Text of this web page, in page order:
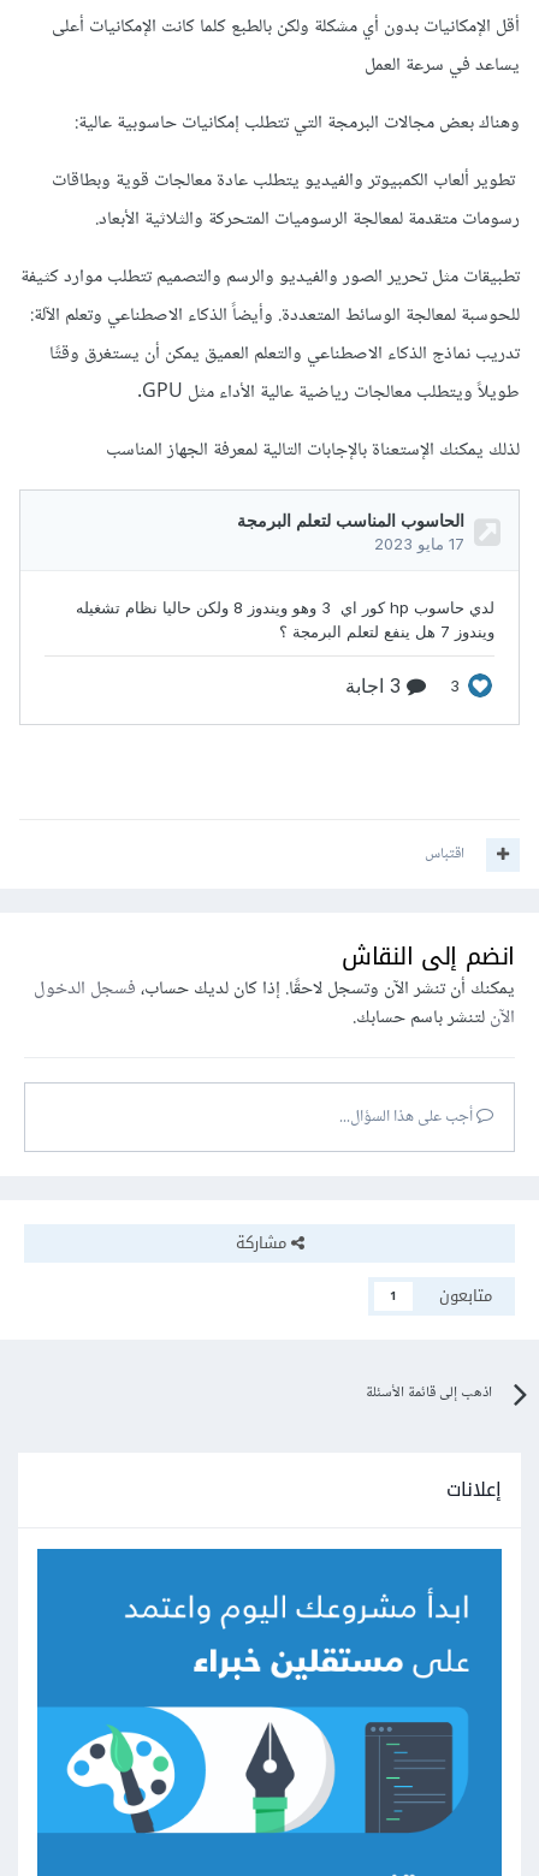
أقل الإمكانيات بدون أي مشكلة ولكن بالطبع كلما كانت الإمكانيات أعلى
يساعد في سرعة العمل
وهناك بعض مجالات البرمجة التي تتطلب إمكانيات حاسوبية عالية:
تطوير ألعاب الكمبيوتر والفيديو يتطلب عادة معالجات قوية وبطاقات
رسومات متقدمة لمعالجة الرسوميات المتحركة والثلاثية الأبعاد.
تطبيقات مثل تحرير الصور والفيديو والرسم والتصميم تتطلب موارد كثيفة
للحوسبة لمعالجة الوسائط المتعددة. وأيضاً الذكاء الاصطناعي وتعلم الآلة:
تدريب نماذج الذكاء الاصطناعي والتعلم العميق يمكن أن يستغرق وقتًا
طويلاً ويتطلب معالجات رياضية عالية الأداء مثل GPU.
لذلك يمكنك الإستعناة بالإجابات التالية لمعرفة الجهاز المناسب
اقتباس
انضم إلى النقاش
يمكنك أن تنشر الآن وتسجل لاحقًا. إذا كان لديك حساب،فسجل الدخول
الآنلتنشر باسم حسابك.
أجب على هذا السؤال...
مشاركة
متابعون
1
اذهب إلى قائمة الأسئلة
إعلانات